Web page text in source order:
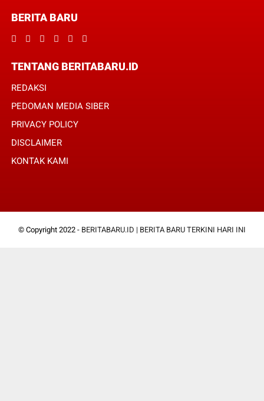
BERITA BARU
TENTANG BERITABARU.ID
REDAKSI
PEDOMAN MEDIA SIBER
PRIVACY POLICY
DISCLAIMER
KONTAK KAMI
© Copyright 2022 - BERITABARU.ID | BERITA BARU TERKINI HARI INI